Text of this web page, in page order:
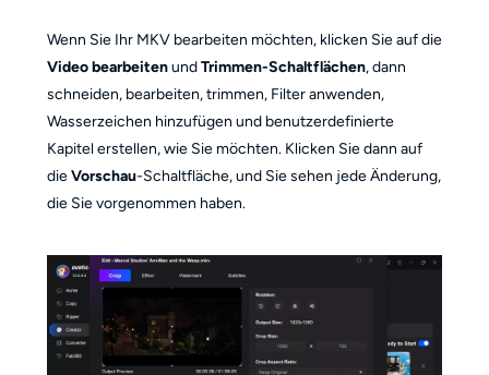
Wenn Sie Ihr MKV bearbeiten möchten, klicken Sie auf die
Video bearbeitenundTrimmen-Schaltflächen, dann
schneiden, bearbeiten, trimmen, Filter anwenden,
Wasserzeichen hinzufügen und benutzerdefinierte
Kapitel erstellen, wie Sie möchten. Klicken Sie dann auf
dieVorschau-Schaltfläche, und Sie sehen jede Änderung,
die Sie vorgenommen haben.